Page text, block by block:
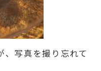
、写真を撮り忘れて